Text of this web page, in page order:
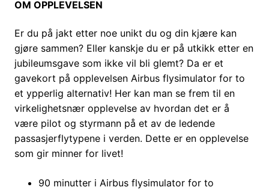
OM OPPLEVELSEN
Er du på jakt etter noe unikt du og din kjære kan
gjøre sammen? Eller kanskje du er på utkikk etter en
jubileumsgave som ikke vil bli glemt? Da er et
gavekort på opplevelsen Airbus flysimulator for to
et ypperlig alternativ! Her kan man se frem til en
virkelighetsnær opplevelse av hvordan det er å
være pilot og styrmann på et av de ledende
passasjerflytypene i verden. Dette er en opplevelse
som gir minner for livet!
90 minutter i Airbus flysimulator for to